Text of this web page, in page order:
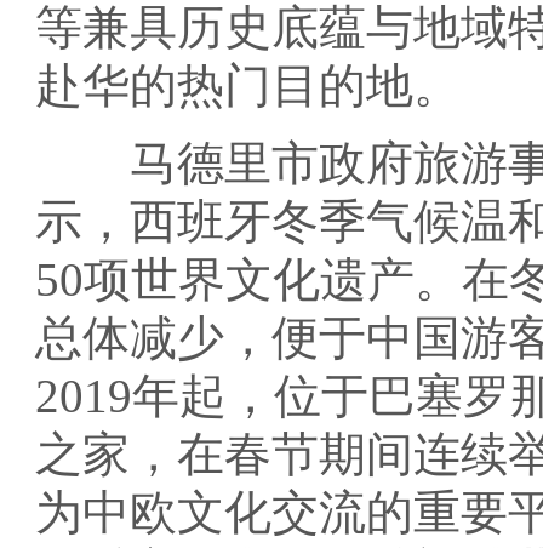
等兼具历史底蕴与地域
赴华的热门目的地。
马德里市政府旅游事
示，西班牙冬季气候温
50项世界文化遗产。在
总体减少，便于中国游
2019年起，位于巴塞
之家，在春节期间连续
为中欧文化交流的重要